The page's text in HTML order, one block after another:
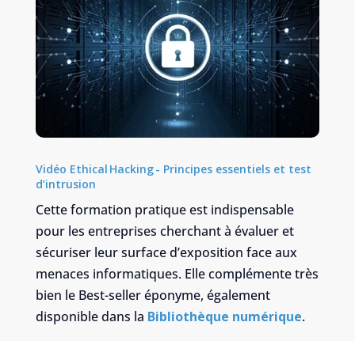
Vidéo Ethical Hacking - Principes essentiels et test
d’intrusion
Cette formation pratique est indispensable
pour les entreprises cherchant à évaluer et
sécuriser leur surface d’exposition face aux
menaces informatiques. Elle complémente très
bien le Best-seller éponyme, également
disponible dans la Bibliothèque numérique.